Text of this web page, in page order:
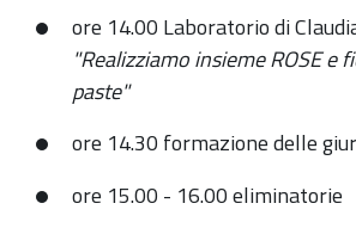
ore 14.00 Laboratorio di
"Realizziamo insieme ROSE e
paste"
ore 14.30 formazione delle
ore 15.00 - 16.00 eliminatorie